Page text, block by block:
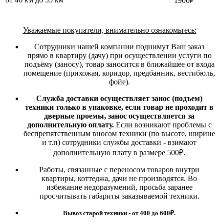
Уважаемые покупатели, внимательно ознакомьтесь:
Сотрудники нашей компании поднимут Ваш заказ
прямо в квартиру (дачу) при осуществлении услуги по
подъёму (заносу), товар заносится в ближайшее от входа
помещение (прихожая, коридор, предбанник, вестибюль,
фойе).
Служба доставки осуществляет занос (подъем)
техники только в упаковке, если товар не проходит в
дверные проемы, занос осуществляется за
дополнительную оплату. Если возникают проблемы с
беспрепятственным вносом техники (по высоте, ширине
и т.п) сотрудники службы доставки - взимают
дополнительную плату в размере 500₽.
Работы, связанные с переносом товаров внутри
квартиры, коттеджа, дачи не производятся. Во
избежание недоразумений, просьба заранее
просчитывать габариты заказываемой техники.
Вывоз старой техники - от 400 до 600₽.